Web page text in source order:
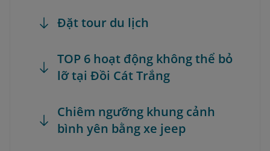
Đặt tour du lịch
TOP 6 hoạt động không thể bỏ
lỡ tại Đồi Cát Trắng
Chiêm ngưỡng khung cảnh
bình yên bằng xe jeep